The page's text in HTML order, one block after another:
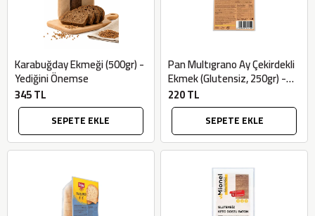
Karabuğday Ekmeği (500gr) -
Yediğini Önemse
345 TL
SEPETE EKLE
Pan Multıgrano Ay Çekirdekli
Ekmek (Glutensiz, 250gr) -
Schar
220 TL
SEPETE EKLE